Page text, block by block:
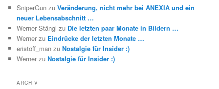
SniperGun zuVeränderung, nicht mehr bei ANEXIA und ein
neuer Lebensabschnitt …
Werner Stängl zu Die letzten paar Monate in Bildern …
Werner zu Eindrücke der letzten Monate …
eristöff_man zuNostalgie für Insider :)
Werner zuNostalgie für Insider :)
ARCHIV